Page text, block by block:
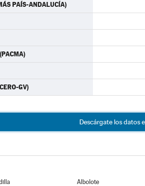
PAÍS-ANDALUCÍA)
GV)
Descárgate los datos
Albolote